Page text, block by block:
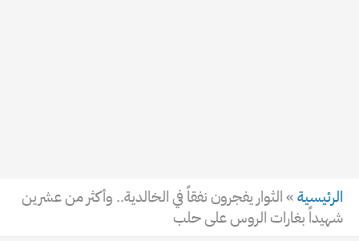
الرئيسية»الثوار يفجرون نفقاً في الخالدية.. وأكثر من عشرين
شهيداً بغارات الروس على حلب